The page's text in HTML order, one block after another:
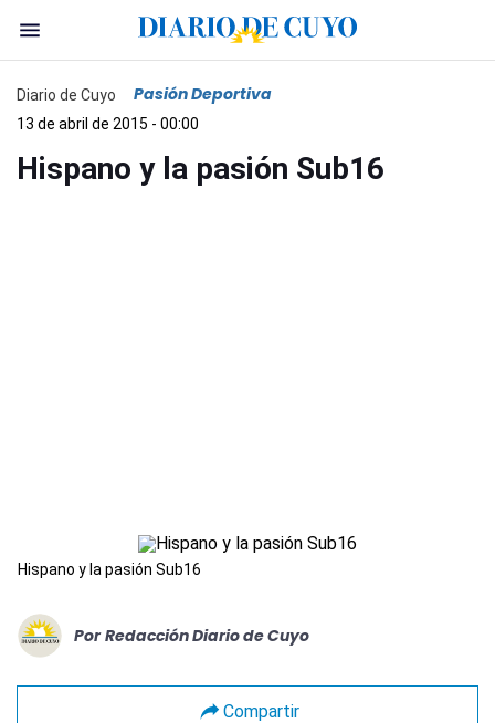
Diario de Cuyo Pasión Deportiva
13 de abril de 2015 - 00:00
Hispano y la pasión Sub16
Hispano y la pasión Sub16
Por Redacción Diario de Cuyo
Compartir